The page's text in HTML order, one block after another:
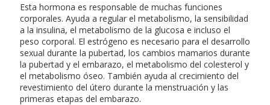
Esta hormona es responsable de muchas funciones
corporales. Ayuda a regular el metabolismo, la sensibilidad
a la insulina, el metabolismo de la glucosa e incluso el
peso corporal. El estrógeno es necesario para el desarrollo
sexual durante la pubertad, los cambios mamarios durante
la pubertad y el embarazo, el metabolismo del colesterol y
el metabolismo óseo. También ayuda al crecimiento del
revestimiento del útero durante la menstruación y las
primeras etapas del embarazo.